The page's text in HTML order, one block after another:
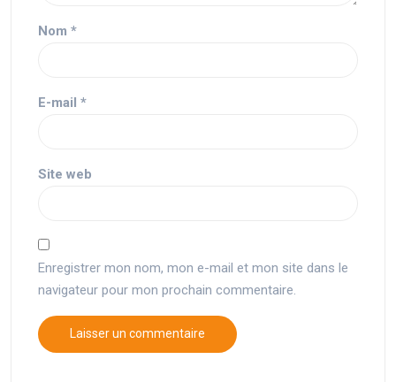
Nom *
E-mail *
Site web
Enregistrer mon nom, mon e-mail et mon site dans le
navigateur pour mon prochain commentaire.